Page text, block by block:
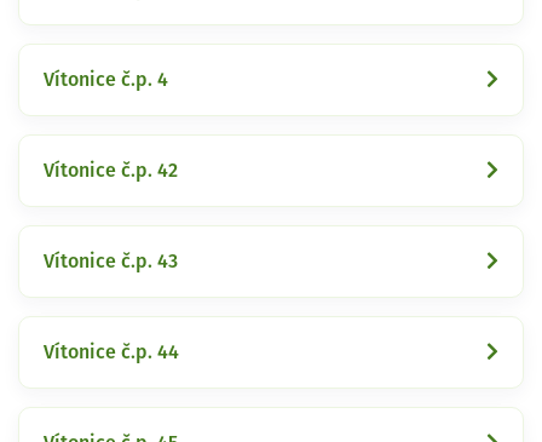
Vítonice č.p. 4
Vítonice č.p. 42
Vítonice č.p. 43
Vítonice č.p. 44